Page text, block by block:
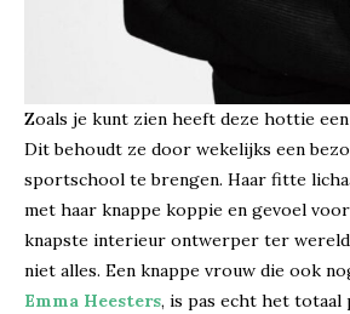
Zoals je kunt zien heeft deze hottie
Dit behoudt ze door wekelijks een
sportschool te brengen. Haar fitte
met haar knappe koppie en gevoel
knapste interieur ontwerper ter
niet alles. Een knappe vrouw die ook
Emma Heesters, is pas echt het totaal